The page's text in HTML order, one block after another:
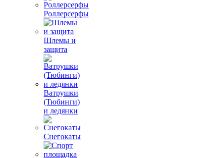
Роллерсерфы
Шлемы и
защита
Ватрушки
(Тюбинги)
и ледянки
Снегокаты